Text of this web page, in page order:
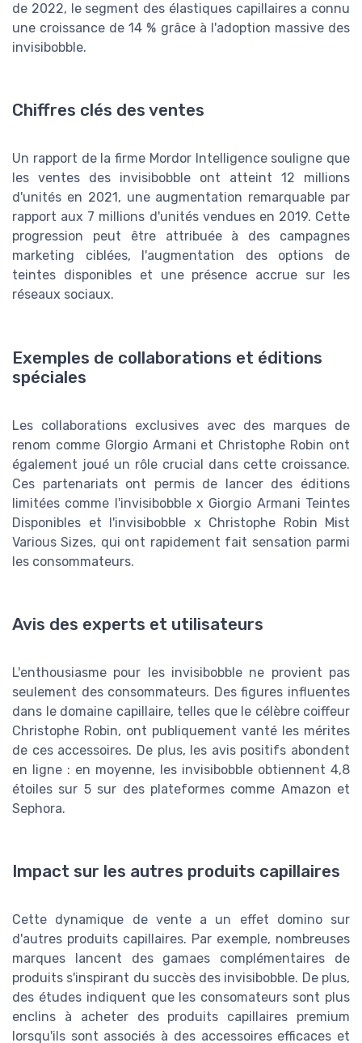
de 2022, le segment des élastiques capillaires a connu
une croissance de 14 % grâce à l'adoption massive des
invisibobble.
Chiffres clés des ventes
Un rapport de la firme Mordor Intelligence souligne que
les ventes des invisibobble ont atteint 12 millions
d'unités en 2021, une augmentation remarquable par
rapport aux 7 millions d'unités vendues en 2019. Cette
progression peut être attribuée à des campagnes
marketing ciblées, l'augmentation des options de
teintes disponibles et une présence accrue sur les
réseaux sociaux.
Exemples de collaborations et éditions
spéciales
Les collaborations exclusives avec des marques de
renom comme GIorgio Armani et Christophe Robin ont
également joué un rôle crucial dans cette croissance.
Ces partenariats ont permis de lancer des éditions
limitées comme l'invisibobble x Giorgio Armani Teintes
Disponibles et l'invisibobble x Christophe Robin Mist
Various Sizes, qui ont rapidement fait sensation parmi
les consommateurs.
Avis des experts et utilisateurs
L'enthousiasme pour les invisibobble ne provient pas
seulement des consommateurs. Des figures influentes
dans le domaine capillaire, telles que le célèbre coiffeur
Christophe Robin, ont publiquement vanté les mérites
de ces accessoires. De plus, les avis positifs abondent
en ligne : en moyenne, les invisibobble obtiennent 4,8
étoiles sur 5 sur des plateformes comme Amazon et
Sephora.
Impact sur les autres produits capillaires
Cette dynamique de vente a un effet domino sur
d'autres produits capillaires. Par exemple, nombreuses
marques lancent des gamaes complémentaires de
produits s'inspirant du succès des invisibobble. De plus,
des études indiquent que les consomateurs sont plus
enclins à acheter des produits capillaires premium
lorsqu'ils sont associés à des accessoires efficaces et